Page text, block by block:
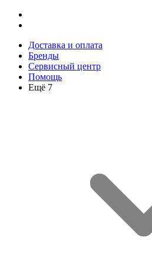
Доставка и оплата
Бренды
Сервисный центр
Помощь
Ещё 7